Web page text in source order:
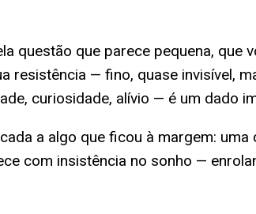
questão que parece pequena, que
— fino, quase invisível,
curiosidade, alívio — é um dado
a algo que ficou à margem:
com insistência no sonho —